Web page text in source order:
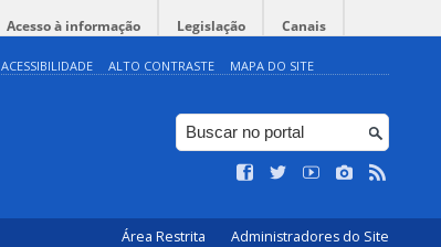
Acesso à informação Legislação Canais
ACESSIBILIDADE ALTO CONTRASTE MAPA DO SITE
Área Restrita Administradores do Site